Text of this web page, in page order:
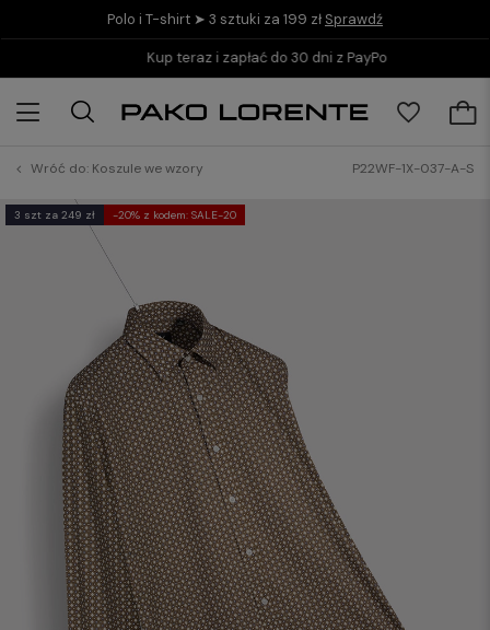
Polo i T-shirt ➤ 3 sztuki za 199 zł Sprawdź
Kup teraz i zapłać do 30 dni z PayPo
Wróć do: Koszule we wzory P22WF-1X-037-A-S
3 szt za 249 zł -20% z kodem: SALE-20